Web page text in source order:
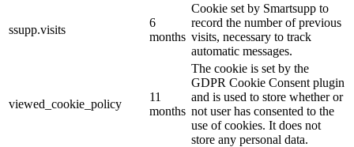
ssupp.visits
6
months
Cookie set by Smartsupp to
record the number of previous
visits, necessary to track
automatic messages.
viewed_cookie_policy
11
months
The cookie is set by the
GDPR Cookie Consent plugin
and is used to store whether or
not user has consented to the
use of cookies. It does not
store any personal data.